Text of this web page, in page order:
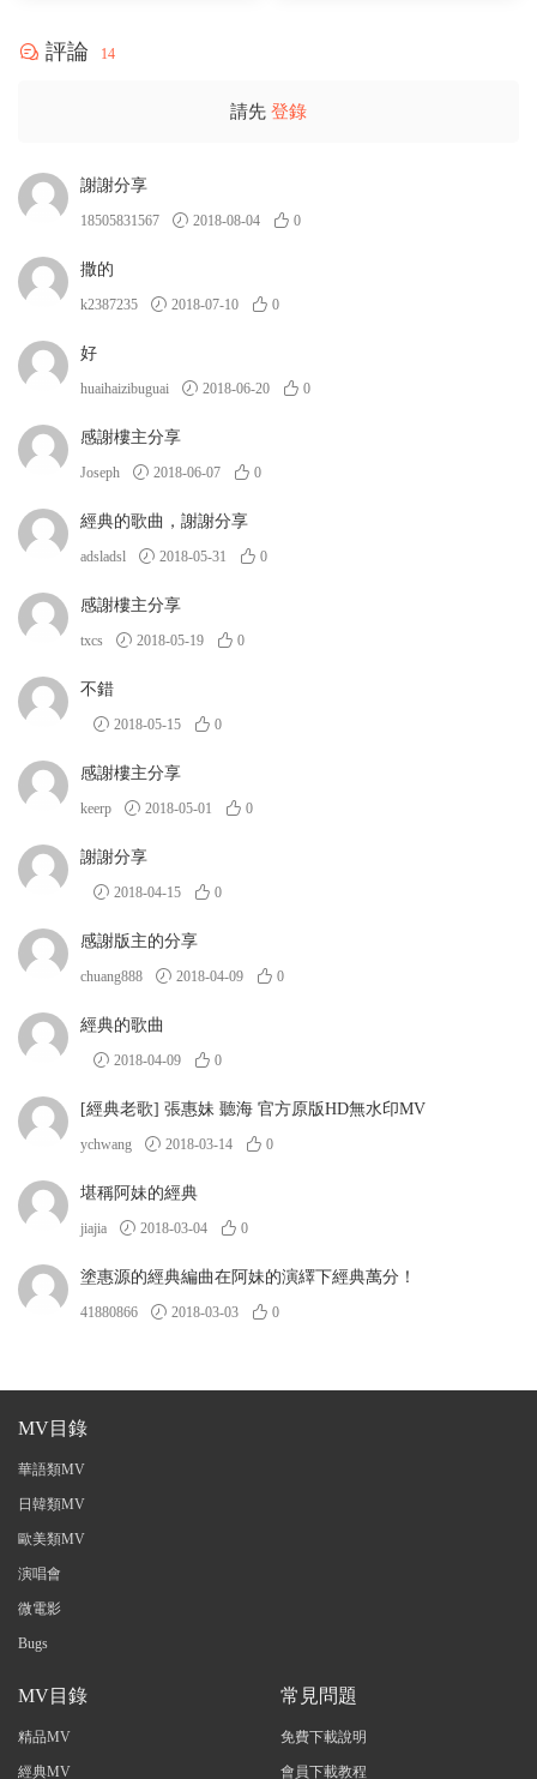
評論 14
請先 登錄
謝謝分享
18505831567 2018-08-04 0
撒的
k2387235 2018-07-10 0
好
huaihaizibuguai 2018-06-20 0
感謝樓主分享
Joseph 2018-06-07 0
經典的歌曲，謝謝分享
adsladsl 2018-05-31 0
感謝樓主分享
txcs 2018-05-19 0
不錯
2018-05-15 0
感謝樓主分享
keerp 2018-05-01 0
謝謝分享
2018-04-15 0
感謝版主的分享
chuang888 2018-04-09 0
經典的歌曲
2018-04-09 0
[經典老歌] 張惠妹 聽海 官方原版HD無水印MV
ychwang 2018-03-14 0
堪稱阿妹的經典
jiajia 2018-03-04 0
塗惠源的經典編曲在阿妹的演繹下經典萬分！
41880866 2018-03-03 0
MV目錄
華語類MV
日韓類MV
歐美類MV
演唱會
微電影
Bugs
MV目錄
精品MV
經典MV
常見問題
免費下載說明
會員下載教程